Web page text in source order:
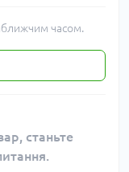
часом.
станьте